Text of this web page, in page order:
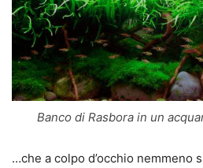
Banco di Rasbora in un
…che a colpo d’occhio nemmeno